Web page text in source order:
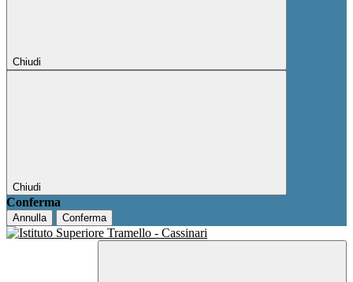
Chiudi
Chiudi
Conferma
Annulla Conferma